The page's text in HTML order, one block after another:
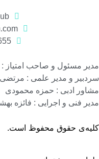
379 992 98+
مسئول و صاحب امتیاز
و مدیر علمی : مرتضی
ادبی : حمزه محمودی
فنی و اجرایی : فائزه
حقوق محفوظ است.